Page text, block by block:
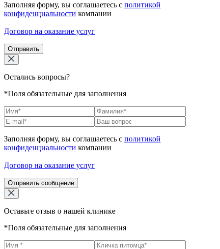
Заполняя форму, вы соглашаетесь с политикой
конфиденциальности компании
Договор на оказание услуг
Отправить
Остались вопросы?
*Поля обязательные для заполнения
Заполняя форму, вы соглашаетесь с политикой
конфиденциальности компании
Договор на оказание услуг
Отправить сообщение
Оставьте отзыв о нашей клинике
*Поля обязательные для заполнения